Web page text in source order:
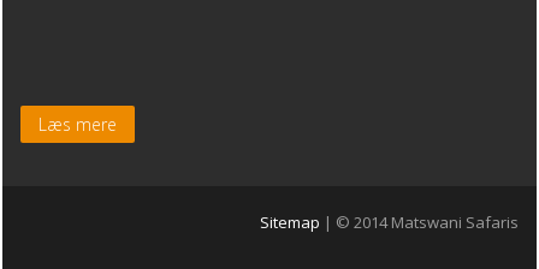
Læs mere
Sitemap | © 2014 Matswani Safaris